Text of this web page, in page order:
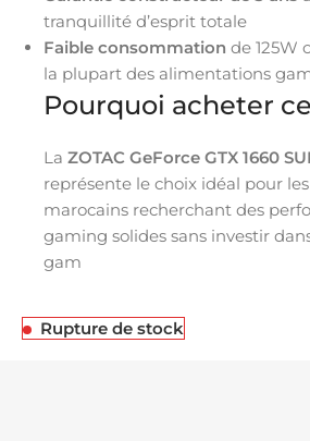
tranquillité d’esprit totale
Faible consommation de 125W
la plupart des alimentations
Pourquoi acheter
La ZOTAC GeForce GTX 1660
représente le choix idéal pour
marocains recherchant des
gaming solides sans investir
gam
Rupture de stock